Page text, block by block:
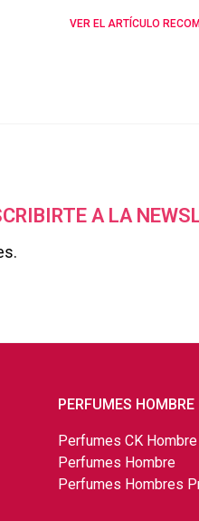
VER EL ARTÍCULO
A LA
PERFUMES HOMBRE
Perfumes CK Hombre
Perfumes Hombre
Perfumes Hombres